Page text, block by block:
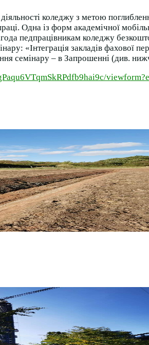
коледжу з метою
Одна із форм академічної
педпрацівникам коледжу
«Інтеграція закладів фахової
семінару – в Запрошенні (див.